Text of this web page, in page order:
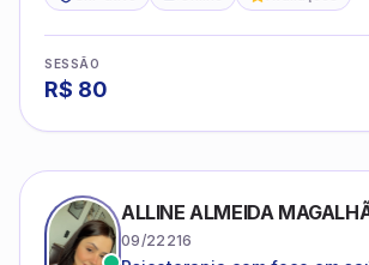
SESSÃO
R$ 80
ALLINE ALMEIDA
09/22216